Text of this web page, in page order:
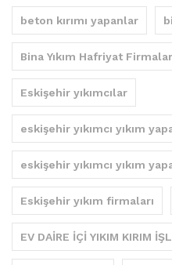
beton kırımı yapanlar
Bina Yıkım Hafriyat
Eskişehir yıkımcılar
eskişehir yıkımcı yıkım
eskişehir yıkımcı yıkım
Eskişehir yıkım firmaları
EV DAİRE İÇİ YIKIM KIRIM